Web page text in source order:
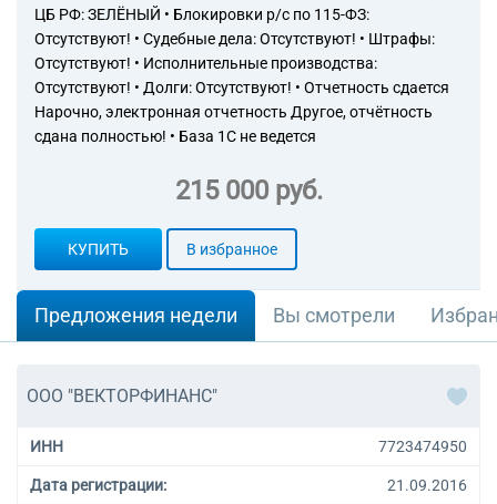
ЦБ РФ: ЗЕЛЁНЫЙ • Блокировки р/с по 115-ФЗ:
Отсутствуют! • Судебные дела: Отсутствуют! • Штрафы:
Отсутствуют! • Исполнительные производства:
Отсутствуют! • Долги: Отсутствуют! • Отчетность сдается
Нарочно, электронная отчетность Другое, отчётность
сдана полностью! • База 1С не ведется
215 000 руб.
КУПИТЬ В избранное
Предложения недели Вы смотрели
ООО "ВЕКТОРФИНАНС"
ИНН 7723474950
Дата регистрации: 21.09.2016